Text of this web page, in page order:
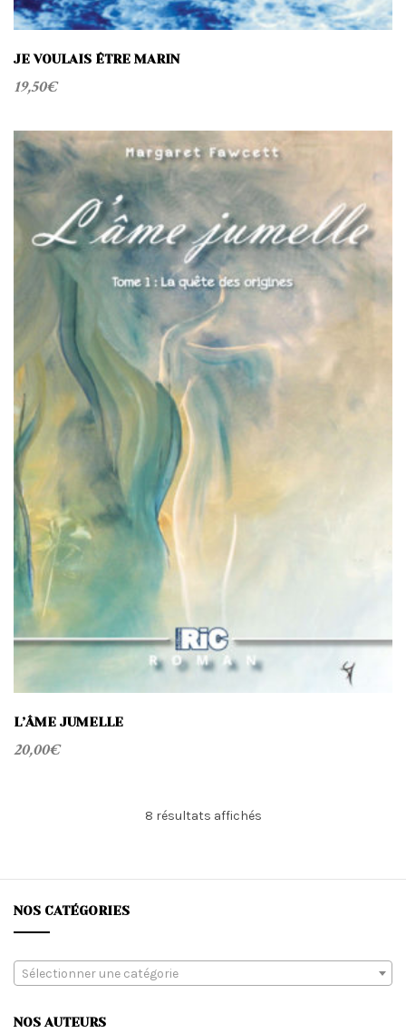
JE VOULAIS ÊTRE MARIN
19,50€
L’ÂME JUMELLE
20,00€
8 résultats affichésTrié
au
NOS CATÉGORIES
Sélectionner une catégorie
NOS AUTEURS